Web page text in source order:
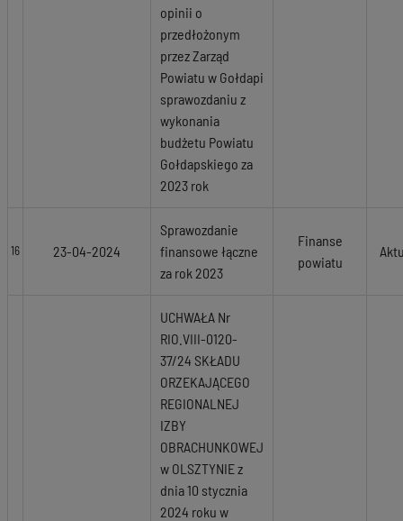
opinii o
przedłożonym
przez Zarząd
Powiatu w Gołdapi
sprawozdaniu z
wykonania
budżetu Powiatu
Gołdapskiego za
2023 rok
16 23-04-2024
Sprawozdanie
finansowe łączne
za rok 2023
Finanse
powiatu
UCHWAŁA Nr
RIO.VIII-0120-
37/24 SKŁADU
ORZEKAJĄCEGO
REGIONALNEJ
IZBY
OBRACHUNKOWEJ
w OLSZTYNIE z
dnia 10 stycznia
2024 roku w